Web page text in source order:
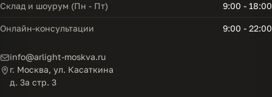
Склад и шоурум (Пн - Пт) 9:00 - 18:00
Онлайн-консультации 9:00 - 22:00
info@arlight-moskva.ru
г. Москва, ул. Касаткина
д. 3а стр. 3